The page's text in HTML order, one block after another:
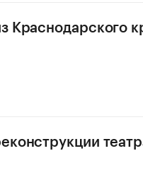
Краснодарского